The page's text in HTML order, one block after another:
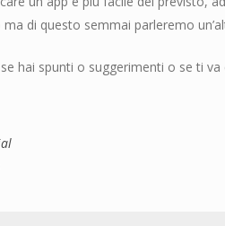
di questo semmai parleremo
hai spunti o suggerimenti o se ti